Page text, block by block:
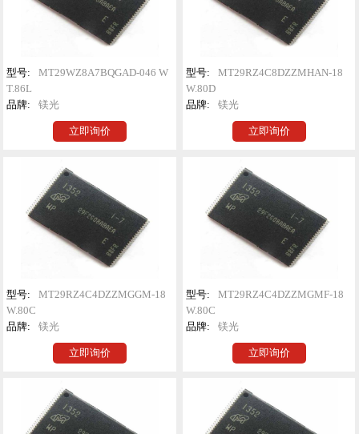
型号:
MT29WZ8A7BQGAD-046 W
T.86L
品牌:
镁光
立即询价
型号:
MT29RZ4C8DZZMHAN-18
W.80D
品牌:
镁光
立即询价
型号:
MT29RZ4C4DZZMGGM-18
W.80C
品牌:
镁光
立即询价
型号:
MT29RZ4C4DZZMGMF-18
W.80C
品牌:
镁光
立即询价